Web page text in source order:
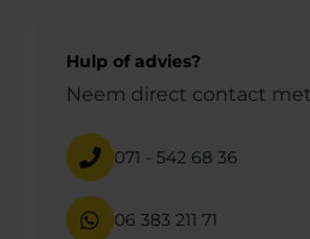
Hulp of advies?
Neem direct contact
071 - 542 68 36
06 383 211 71